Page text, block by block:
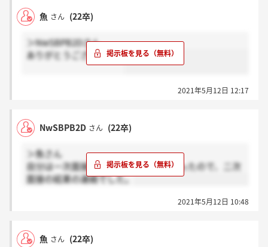
魚 さん (22卒)
＞NwSBPB2Dさん
ありがとうございます。
2021年5月12日 12:17
NwSBPB2D さん (22卒)
＞魚さん
自分は一次面接と同日に二次面接も行ったので、二次
面接の結果の連絡でした。
2021年5月12日 10:48
魚 さん (22卒)